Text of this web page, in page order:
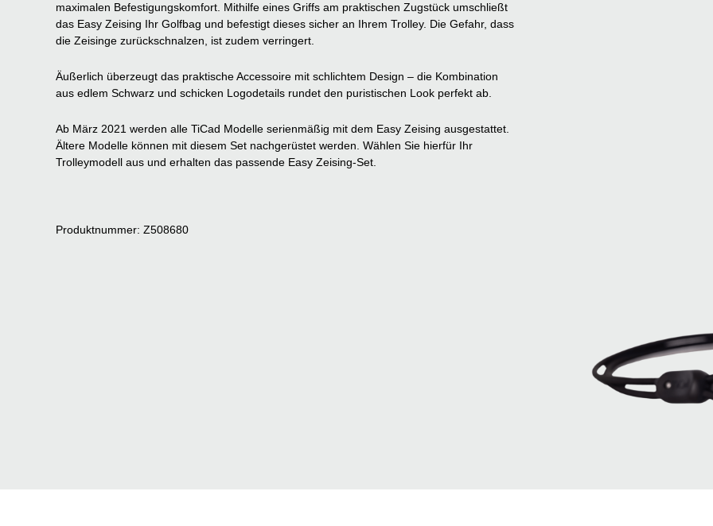
maximalen Befestigungskomfort. Mithilfe eines Griffs am praktischen Zugstück umschließt
das Easy Zeising Ihr Golfbag und befestigt dieses sicher an Ihrem Trolley. Die Gefahr, dass
die Zeisinge zurückschnalzen, ist zudem verringert.
Äußerlich überzeugt das praktische Accessoire mit schlichtem Design – die Kombination
aus edlem Schwarz und schicken Logodetails rundet den puristischen Look perfekt ab.
Ab März 2021 werden alle TiCad Modelle serienmäßig mit dem Easy Zeising ausgestattet.
Ältere Modelle können mit diesem Set nachgerüstet werden. Wählen Sie hierfür Ihr
Trolleymodell aus und erhalten das passende Easy Zeising-Set.
Produktnummer: Z508680